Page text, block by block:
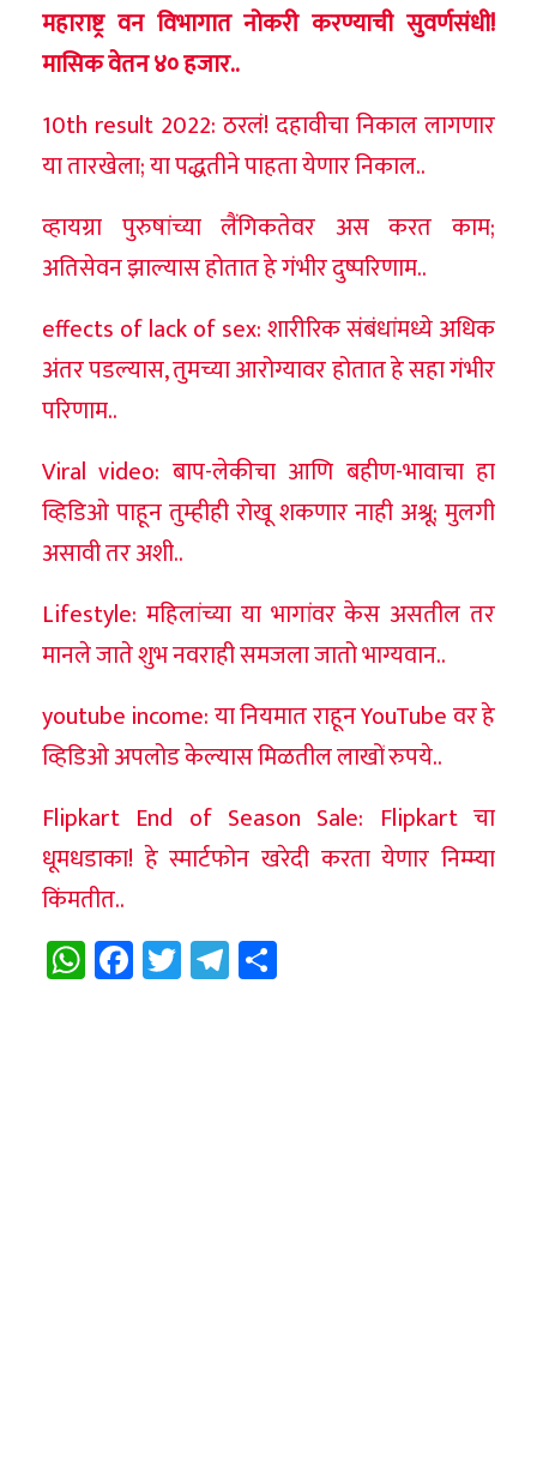
महाराष्ट्र वन विभागात नोकरी करण्याची सुवर्णसंधी!
मासिक वेतन ४० हजार..
10th result 2022: ठरलं! दहावीचा निकाल लागणार
या तारखेला; या पद्धतीने पाहता येणार निकाल..
व्हायग्रा पुरुषांच्या लैंगिकतेवर अस करत काम;
अतिसेवन झाल्यास होतात हे गंभीर दुष्परिणाम..
effects of lack of sex: शारीरिक संबंधांमध्ये अधिक
अंतर पडल्यास, तुमच्या आरोग्यावर होतात हे सहा गंभीर
परिणाम..
Viral video: बाप-लेकीचा आणि बहीण-भावाचा हा
व्हिडिओ पाहून तुम्हीही रोखू शकणार नाही अश्रू; मुलगी
असावी तर अशी..
Lifestyle: महिलांच्या या भागांवर केस असतील तर
मानले जाते शुभ नवराही समजला जातो भाग्यवान..
youtube income: या नियमात राहून YouTube वर हे
व्हिडिओ अपलोड केल्यास मिळतील लाखों रुपये..
Flipkart End of Season Sale: Flipkart चा
धूमधडाका! हे स्मार्टफोन खरेदी करता येणार निम्म्या
किंमतीत..
WhatsApp
Facebook
TwitterTelegram